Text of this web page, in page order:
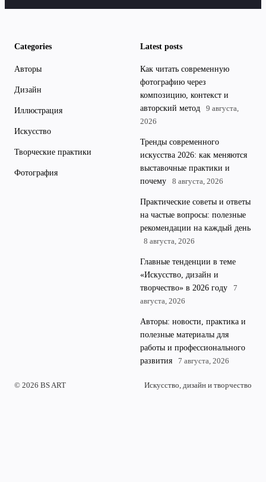
Categories
Авторы
Дизайн
Иллюстрация
Искусство
Творческие практики
Фотография
Latest posts
Как читать современную
фотографию через
композицию, контекст и
авторский метод
9 августа,
2026
Тренды современного
искусства 2026: как меняются
выставочные практики и
почему
8 августа, 2026
Практические советы и ответы
на частые вопросы: полезные
рекомендации на каждый день
8 августа, 2026
Главные тенденции в теме
«Искусство, дизайн и
творчество» в 2026 году
7
августа, 2026
Авторы: новости, практика и
полезные материалы для
работы и профессионального
развития
7 августа, 2026
© 2026 BS ART Искусство, дизайн и творчество